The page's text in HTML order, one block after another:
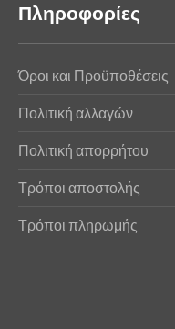
Πληροφορίες
Όροι και Προϋποθέσεις
Πολιτική αλλαγών
Πολιτική απορρήτου
Τρόποι αποστολής
Τρόποι πληρωμής